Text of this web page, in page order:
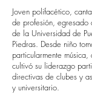
Joven polifacético,
de profesión,
de la Universidad de
Piedras. Desde niño
particularmente
cultivó su liderazgo
directivas de clubes y
y universitario.